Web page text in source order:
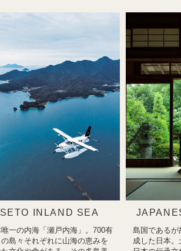
SETO INLAND SEA
唯一の内海「瀬戸内海」。700有
島々それぞれに山海の恵みを
島国であるが
成した日本